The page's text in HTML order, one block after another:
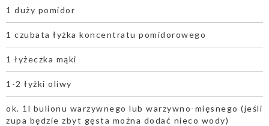
1 duży pomidor
1 czubata łyżka koncentratu pomidorowego
1 łyżeczka mąki
1-2 łyżki oliwy
ok. 1l bulionu warzywnego lub warzywno-mięsnego (jeśli
zupa będzie zbyt gęsta można dodać nieco wody)